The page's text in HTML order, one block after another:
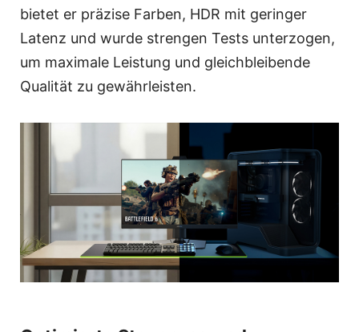
bietet er präzise Farben, HDR mit geringer
Latenz und wurde strengen Tests unterzogen,
um maximale Leistung und gleichbleibende
Qualität zu gewährleisten.